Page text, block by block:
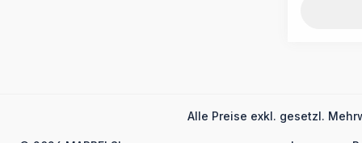
Alle Preise exkl. gesetzl.